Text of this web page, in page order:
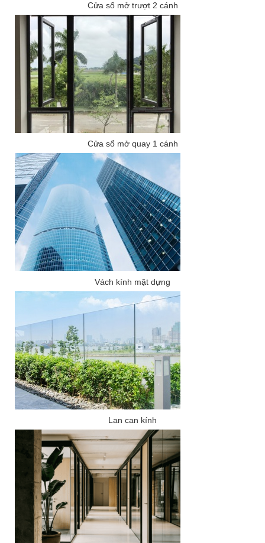
Cửa sổ mở trượt 2 cánh
Cửa sổ mở quay 1 cánh
Vách kính mặt dựng
Lan can kính